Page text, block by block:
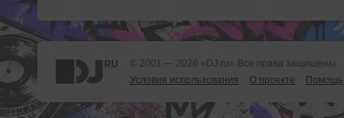
© 2001 — 2026 «DJ.ru» Все права защищены.
Условия использования
О проекте Помощь